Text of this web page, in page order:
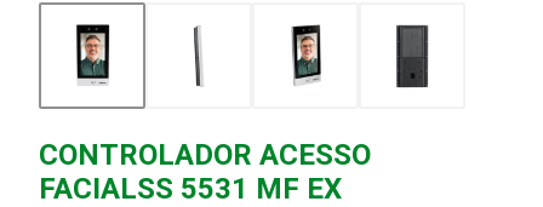
CONTROLADOR ACESSO
FACIALSS 5531 MF EX